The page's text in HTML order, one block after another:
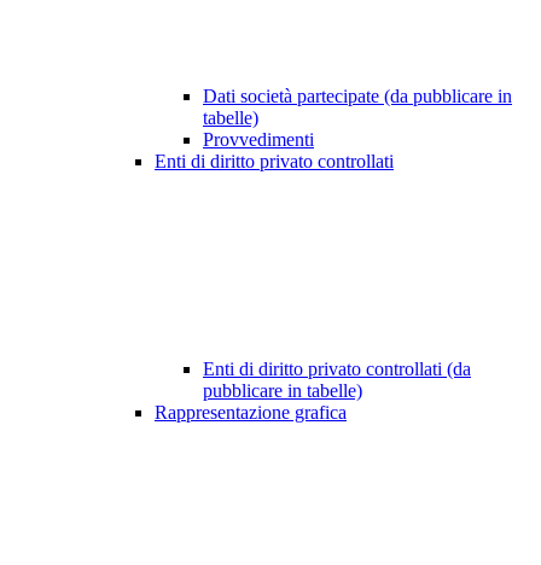
Dati società partecipate (da pubblicare in
tabelle)
Provvedimenti
Enti di diritto privato controllati
Enti di diritto privato controllati (da
pubblicare in tabelle)
Rappresentazione grafica